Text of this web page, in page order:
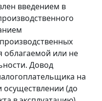
введением в
облагаемой или не
Довод
на
осуществлении (до